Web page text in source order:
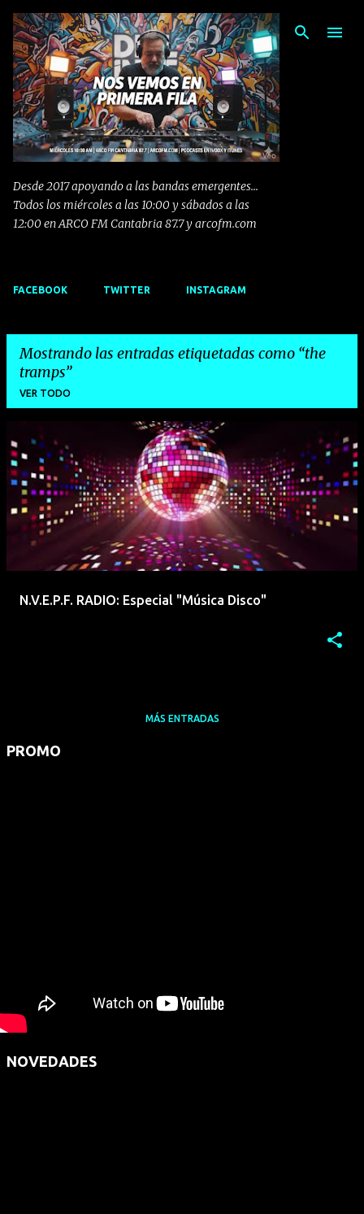
Ir al contenido principal
Desde 2017 apoyando a las bandas emergentes...
Todos los miércoles a las 10:00 y sábados a las
12:00 en ARCO FM Cantabria 87.7 y arcofm.com
FACEBOOK TWITTER INSTAGRAM
Mostrando las entradas etiquetadas como the
tramps
VER TODO
E
n
N.V.E.P.F. RADIO: Especial "Música Disco"
MÁS ENTRADAS
PROMO
NOVEDADES